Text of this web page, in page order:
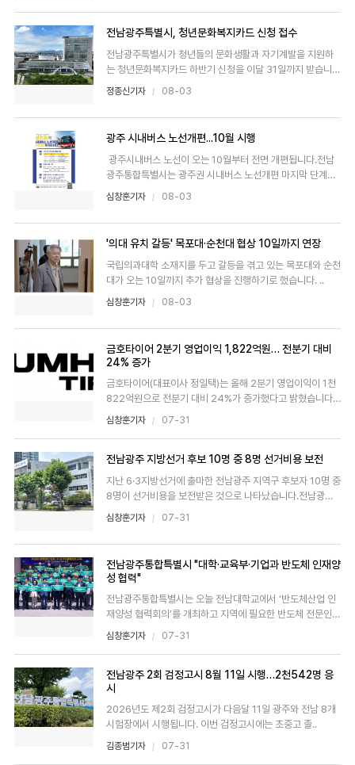
전남광주특별시, 청년문화복지카드 신청 접수
전남광주특별시가 청년들의 문화생활과 자기계발을 지원하
는 청년문화복지카드 하반기 신청을 이달 31일까지 받습니
다.지원 대상은..
정종신기자 08-03
광주 시내버스 노선개편...10월 시행
광주시내버스 노선이 오는 10월부터 전면 개편됩니다.전남
광주통합특별시는 광주권 시내버스 노선개편 마지막 단계로
심창훈기자 08-03
'의대 유치 갈등' 목포대·순천대 협상 10일까지 연장
국립의과대학 소재지를 두고 갈등을 겪고 있는 목포대와 순천
대가 오는 10일까지 추가 협상을 진행하기로 했습니다. ..
심창훈기자 08-03
금호타이어 2분기 영업이익 1,822억원… 전분기 대비
24% 증가
금호타이어(대표이사 정일택)는 올해 2분기 영업이익이 1천
822억원으로 전분기 대비 24%가 증가했다고 밝혔습니다.
2분기..
심창훈기자 07-31
전남광주 지방선거 후보 10명 중 8명 선거비용 보전
지난 6·3지방선거에 출마한 전남광주 지역구 후보자 10명 중
8명이 선거비용을 보전받은 것으로 나타났습니다.전남광주
통합..
심창훈기자 07-31
전남광주통합특별시 "대학·교육부·기업과 반도체 인재양
성 협력"
전남광주통합특별시는 오늘 전남대학교에서 ‘반도체산업 인
재양성 협력회의’를 개최하고 지역에 필요한 반도체 전문인력
을 양성하..
심창훈기자 07-31
전남광주 2회 검정고시 8월 11일 시행…2천542명 응
시
2026년도 제2회 검정고시가 다음달 11일 광주와 전남 8개
시험장에서 시행됩니다. 이번 검정고시에는 초중고 졸..
김종범기자 07-31